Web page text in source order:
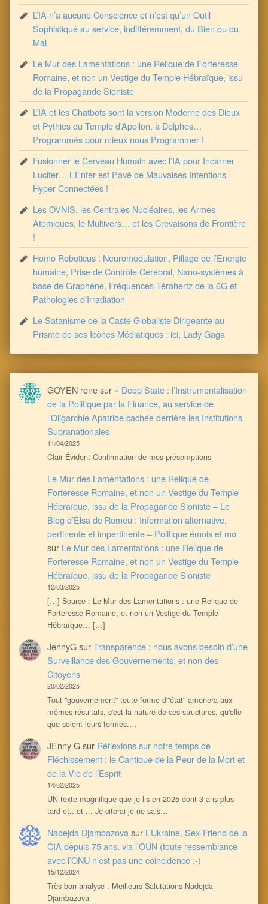
L’IA n’a aucune Conscience et n’est qu’un Outil
Sophistiqué au service, indifféremment, du Bien ou du
Mal
Le Mur des Lamentations : une Relique de Forteresse
Romaine, et non un Vestige du Temple Hébraïque, issu
de la Propagande Sioniste
L’IA et les Chatbots sont la version Moderne des Dieux
et Pythies du Temple d’Apollon, à Delphes…
Programmés pour mieux nous Programmer !
Fusionner le Cerveau Humain avec l’IA pour Incarner
Lucifer… L’Enfer est Pavé de Mauvaises Intentions
Hyper Connectées !
Les OVNIS, les Centrales Nucléaires, les Armes
Atomiques, le Multivers… et les Crevaisons de Frontière
!
Homo Roboticus : Neuromodulation, Pillage de l’Energie
humaine, Prise de Contrôle Cérébral, Nano-systèmes à
base de Graphène, Fréquences Térahertz de la 6G et
Pathologies d’Irradiation
Le Satanisme de la Caste Globaliste Dirigeante au
Prisme de ses Icônes Médiatiques : ici, Lady Gaga
GOYEN renesur « Deep State : l’Instrumentalisation
de la Politique par la Finance, au service de
l’Oligarchie Apatride cachée derrière les Institutions
Supranationales
11/04/2025
Clair Évident Confirmation de mes présomptions
Le Mur des Lamentations : une Relique de
Forteresse Romaine, et non un Vestige du Temple
Hébraïque, issu de la Propagande Sioniste – Le
Blog d’Elsa de Romeu : Information alternative,
pertinente et impertinente – Politique émois et mo
sur Le Mur des Lamentations : une Relique de
Forteresse Romaine, et non un Vestige du Temple
Hébraïque, issu de la Propagande Sioniste
12/03/2025
[…] Source : Le Mur des Lamentations : une Relique de
Forteresse Romaine, et non un Vestige du Temple
Hébraïque… […]
JennyGsurTransparence : nous avons besoin d’une
Surveillance des Gouvernements, et non des
Citoyens
20/02/2025
Tout ''gouvernement'' toute forme d'''état'' amenera aux
mêmes résultats, c'est la nature de ces structures, qu'elle
que soient leurs formes.…
JEnny Gsur Réflexions sur notre temps de
Fléchissement : le Cantique de la Peur de la Mort et
de la Vie de l’Esprit
14/02/2025
UN texte magnifique que je lis en 2025 dont 3 ans plus
tard et...et ... Je citerai je ne sais…
Nadejda Djambazova sur L’Ukraine, Sex-Friend de la
CIA depuis 75 ans, via l’OUN (toute ressemblance
avec l’ONU n’est pas une coincidence ;-)
15/12/2024
Très bon analyse . Meilleurs Salutations Nadejda
Djambazova